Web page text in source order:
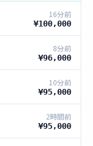
16分前
¥100,000
8分前
¥96,000
10分前
¥95,000
2時間前
¥95,000